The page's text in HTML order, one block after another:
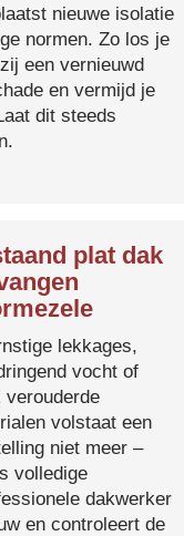
nieuwe isolatie
normen. Zo los je
een vernieuwd
en vermijd je
dit steeds
plat dak
lekkages,
vocht of
verouderde
volstaat een
niet meer –
volledige
dakwerker
en controleert de